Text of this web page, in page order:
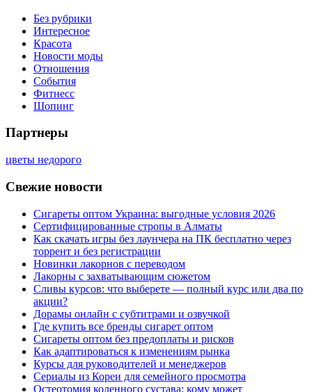
Без рубрики
Интересное
Красота
Новости моды
Отношения
События
Фитнесс
Шопинг
Партнеры
цветы недорого
Свежие новости
Сигареты оптом Украина: выгодные условия 2026
Сертифицированные стропы в Алматы
Как скачать игры без лаунчера на ПК бесплатно через
торрент и без регистрации
Новинки лакорнов с переводом
Лакорны с захватывающим сюжетом
Сливы курсов: что выберете — полный курс или два по
акции?
Дорамы онлайн с субтитрами и озвучкой
Где купить все бренды сигарет оптом
Сигареты оптом без предоплаты и рисков
Как адаптироваться к изменениям рынка
Курсы для руководителей и менеджеров
Сериалы из Кореи для семейного просмотра
Остеотомия коленного сустава: кому может